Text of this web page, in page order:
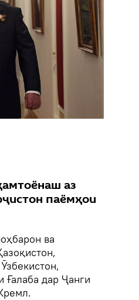
аз
паёмҳои
ва
Ғалаба дар Ҷанги